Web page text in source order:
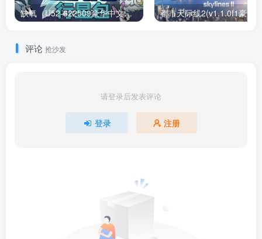
缺氧（U52-622509豪华中文版）下载
评论 抢沙发
请登录后发表评论
登录 注册